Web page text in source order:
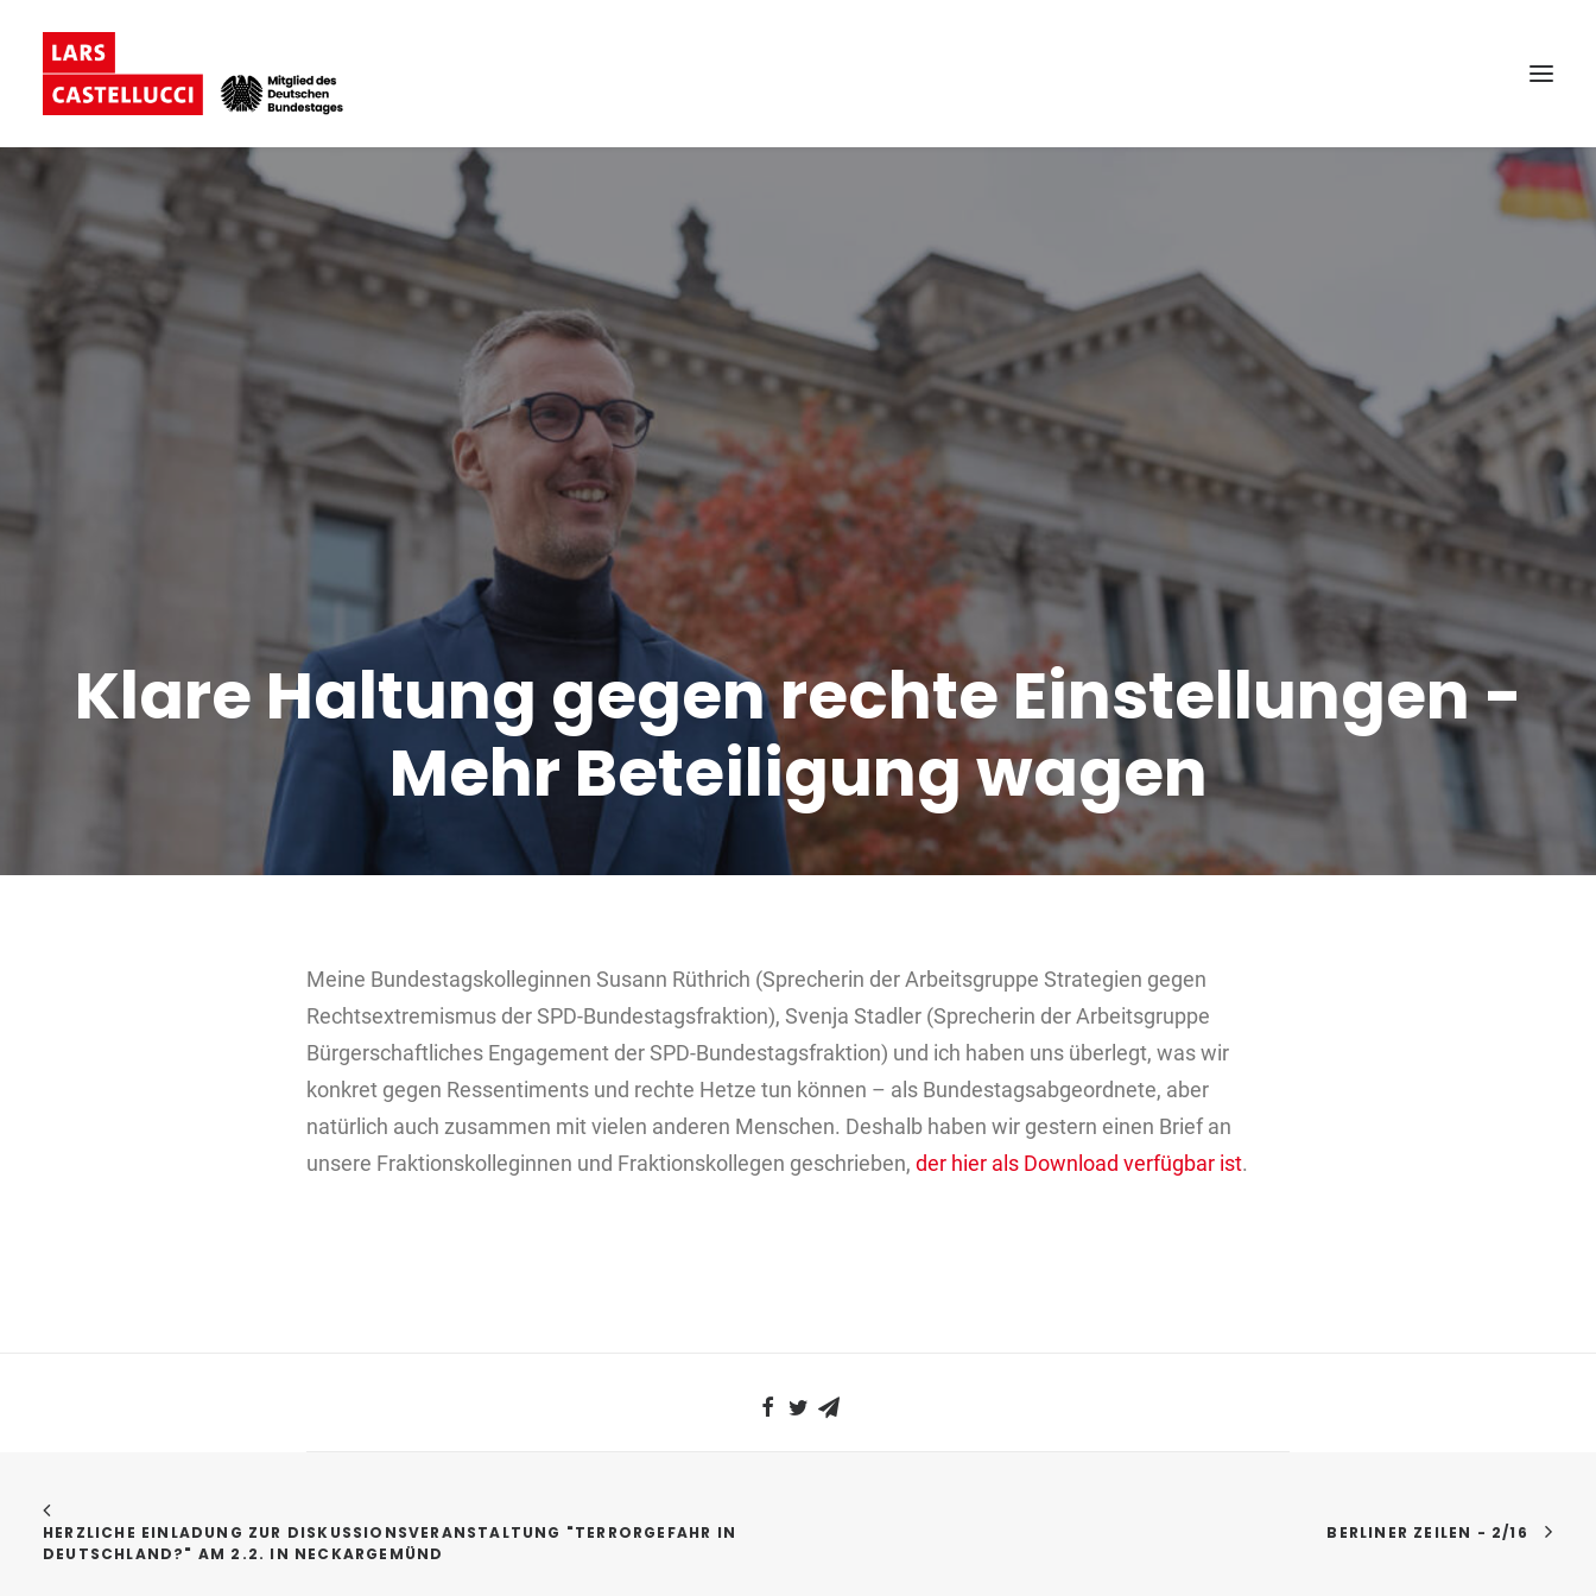
Klare Haltung gegen rechte Einstellungen -
Mehr Beteiligung wagen
Meine Bundestagskolleginnen Susann Rüthrich (Sprecherin der Arbeitsgruppe Strategien gegen
Rechtsextremismus der SPD-Bundestagsfraktion), Svenja Stadler (Sprecherin der Arbeitsgruppe
Bürgerschaftliches Engagement der SPD-Bundestagsfraktion) und ich haben uns überlegt, was wir
konkret gegen Ressentiments und rechte Hetze tun können – als Bundestagsabgeordnete, aber
natürlich auch zusammen mit vielen anderen Menschen. Deshalb haben wir gestern einen Brief an
unsere Fraktionskolleginnen und Fraktionskollegen geschrieben, der hier als Download verfügbar ist.
HERZLICHE EINLADUNG ZUR DISKUSSIONSVERANSTALTUNG "TERRORGEFAHR IN
DEUTSCHLAND?" AM 2.2. IN NECKARGEMÜND
BERLINER ZEILEN - 2/16